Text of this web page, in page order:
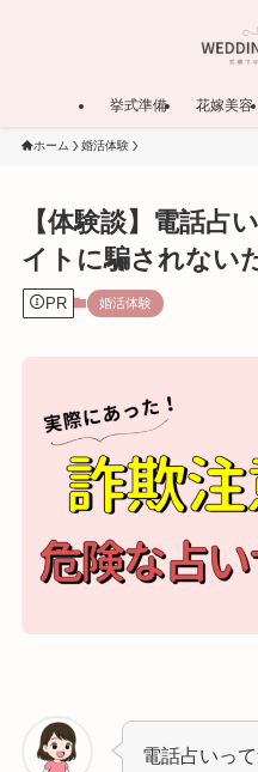
挙式準備 花嫁美容
ホーム 婚活体験
【体験談】電話占
イトに騙されない
PR 婚活体験
電話占いっ